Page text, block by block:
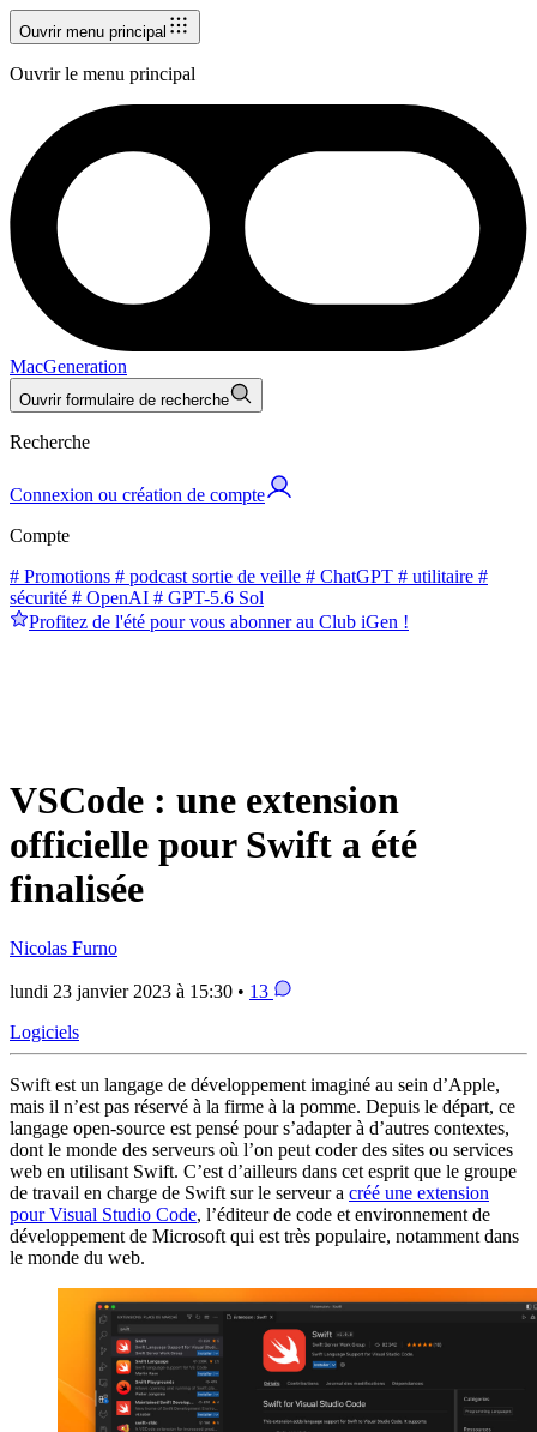
Ouvrir menu principal
Ouvrir le menu principal
MacGeneration
Ouvrir formulaire de recherche
Recherche
Connexion ou création de compte
Compte
# Promotions # podcast sortie de veille # ChatGPT # utilitaire #
sécurité # OpenAI # GPT-5.6 Sol
Profitez de l'été pour vous abonner au Club iGen !
VSCode : une extension
officielle pour Swift a été
finalisée
Nicolas Furno
lundi 23 janvier 2023 à 15:30 • 13
Logiciels
Swift est un langage de développement imaginé au sein d’Apple,
mais il n’est pas réservé à la firme à la pomme. Depuis le départ, ce
langage open-source est pensé pour s’adapter à d’autres contextes,
dont le monde des serveurs où l’on peut coder des sites ou services
web en utilisant Swift. C’est d’ailleurs dans cet esprit que le groupe
de travail en charge de Swift sur le serveur a créé une extension
pour Visual Studio Code, l’éditeur de code et environnement de
développement de Microsoft qui est très populaire, notamment dans
le monde du web.